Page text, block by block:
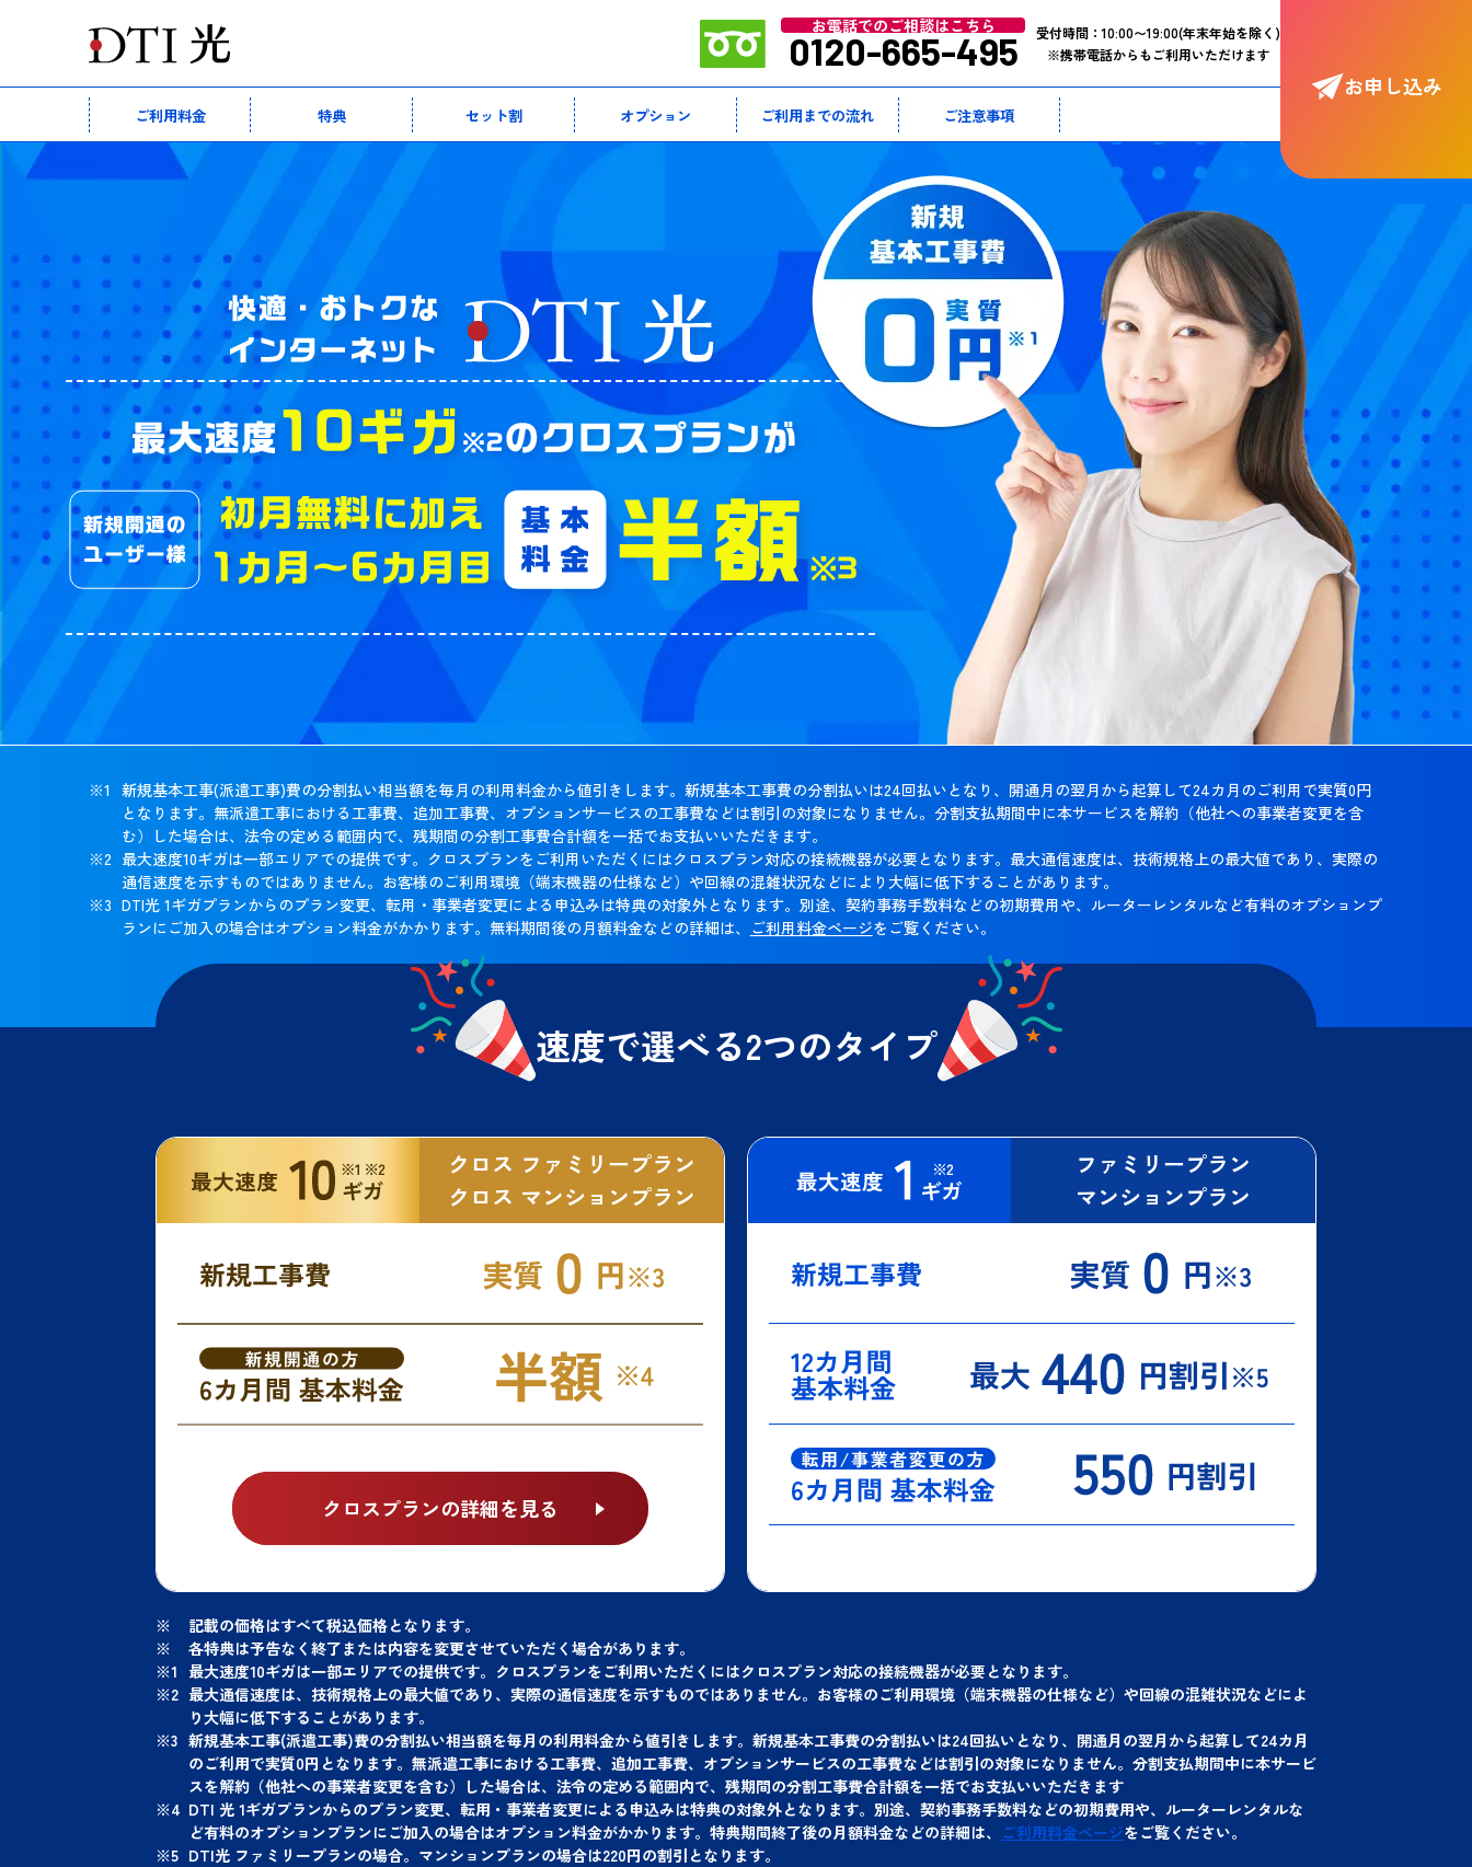
お電話でのご相談はこちら
0120-665-495 受付時間：10:00〜19:00(年末年始を除く)
※携帯電話からもご利用いただけます
お申し込み
ご利用料金 特典 セット割 オプション ご利用までの流れ ご注意事項
新規基本工事(派遣工事)費の分割払い相当額を毎月の利用料金から値引きします。新規基本工事費の分割払いは24回払いとなり、開通月の翌月から起算して24カ月のご利用で実質0円
となります。無派遣工事における工事費、追加工事費、オプションサービスの工事費などは割引の対象になりません。分割支払期間中に本サービスを解約（他社への事業者変更を含
む）した場合は、法令の定める範囲内で、残期間の分割工事費合計額を一括でお支払いいただきます。
最大速度10ギガは一部エリアでの提供です。クロスプランをご利用いただくにはクロスプラン対応の接続機器が必要となります。最大通信速度は、技術規格上の最大値であり、実際の
通信速度を示すものではありません。お客様のご利用環境（端末機器の仕様など）や回線の混雑状況などにより大幅に低下することがあります。
DTI光 1ギガプランからのプラン変更、転用・事業者変更による申込みは特典の対象外となります。別途、契約事務手数料などの初期費用や、ルーターレンタルなど有料のオプションプ
ランにご加入の場合はオプション料金がかかります。無料期間後の月額料金などの詳細は、 ご利用料金ページをご覧ください。
速度で選べる2つのタイプ
クロス ファミリープラン
クロス マンションプラン
クロスプランの詳細を見る
ファミリープラン
マンションプラン
記載の価格はすべて税込価格となります。
各特典は予告なく終了または内容を変更させていただく場合があります。
最大速度10ギガは一部エリアでの提供です。クロスプランをご利用いただくにはクロスプラン対応の接続機器が必要となります。
最大通信速度は、技術規格上の最大値であり、実際の通信速度を示すものではありません。お客様のご利用環境（端末機器の仕様など）や回線の混雑状況などによ
り大幅に低下することがあります。
新規基本工事(派遣工事)費の分割払い相当額を毎月の利用料金から値引きします。新規基本工事費の分割払いは24回払いとなり、開通月の翌月から起算して24カ月
のご利用で実質0円となります。無派遣工事における工事費、追加工事費、オプションサービスの工事費などは割引の対象になりません。分割支払期間中に本サービ
スを解約（他社への事業者変更を含む）した場合は、法令の定める範囲内で、残期間の分割工事費合計額を一括でお支払いいただきます
DTI 光 1ギガプランからのプラン変更、転用・事業者変更による申込みは特典の対象外となります。別途、契約事務手数料などの初期費用や、ルーターレンタルな
ど有料のオプションプランにご加入の場合はオプション料金がかかります。特典期間終了後の月額料金などの詳細は、 ご利用料金ページをご覧ください。
DTI光 ファミリープランの場合。マンションプランの場合は220円の割引となります。